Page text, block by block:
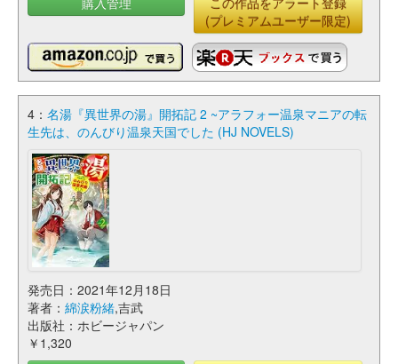
(プレミアムユーザー限定)
4： 名湯『異世界の湯』開拓記 2 ~アラフォー温泉マニアの転
生先は、のんびり温泉天国でした (HJ NOVELS)
発売日：2021年12月18日
著者： 綿涙粉緒,吉武
出版社：ホビージャパン
￥1,320